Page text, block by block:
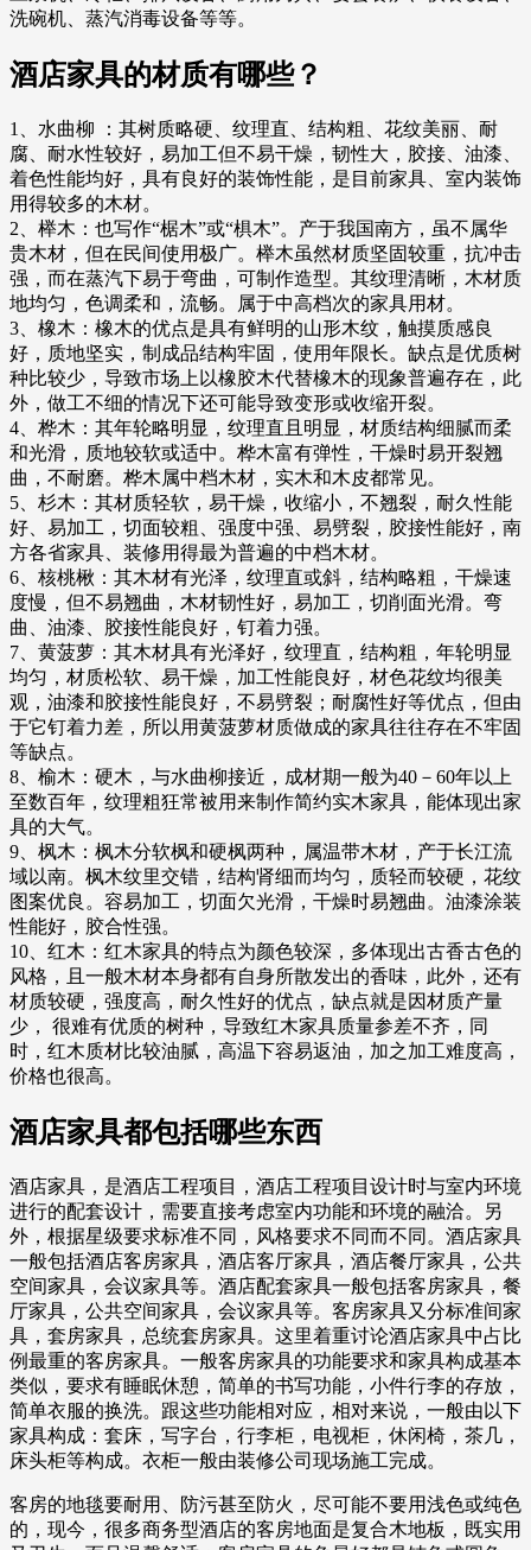
洗碗机、蒸汽消毒设备等等。
酒店家具的材质有哪些？
1、水曲柳 ：其树质略硬、纹理直、结构粗、花纹美丽、耐
腐、耐水性较好，易加工但不易干燥，韧性大，胶接、油漆、
着色性能均好，具有良好的装饰性能，是目前家具、室内装饰
用得较多的木材。
2、榉木：也写作“椐木”或“椇木”。产于我国南方，虽不属华
贵木材，但在民间使用极广。榉木虽然材质坚固较重，抗冲击
强，而在蒸汽下易于弯曲，可制作造型。其纹理清晰，木材质
地均匀，色调柔和，流畅。属于中高档次的家具用材。
3、橡木：橡木的优点是具有鲜明的山形木纹，触摸质感良
好，质地坚实，制成品结构牢固，使用年限长。缺点是优质树
种比较少，导致市场上以橡胶木代替橡木的现象普遍存在，此
外，做工不细的情况下还可能导致变形或收缩开裂。
4、桦木：其年轮略明显，纹理直且明显，材质结构细腻而柔
和光滑，质地较软或适中。桦木富有弹性，干燥时易开裂翘
曲，不耐磨。桦木属中档木材，实木和木皮都常见。
5、杉木：其材质轻软，易干燥，收缩小，不翘裂，耐久性能
好、易加工，切面较粗、强度中强、易劈裂，胶接性能好，南
方各省家具、装修用得最为普遍的中档木材。
6、核桃楸：其木材有光泽，纹理直或斜，结构略粗，干燥速
度慢，但不易翘曲，木材韧性好，易加工，切削面光滑。弯
曲、油漆、胶接性能良好，钉着力强。
7、黄菠萝：其木材具有光泽好，纹理直，结构粗，年轮明显
均匀，材质松软、易干燥，加工性能良好，材色花纹均很美
观，油漆和胶接性能良好，不易劈裂；耐腐性好等优点，但由
于它钉着力差，所以用黄菠萝材质做成的家具往往存在不牢固
等缺点。
8、榆木：硬木，与水曲柳接近，成材期一般为40－60年以上
至数百年，纹理粗狂常被用来制作简约实木家具，能体现出家
具的大气。
9、枫木：枫木分软枫和硬枫两种，属温带木材，产于长江流
域以南。枫木纹里交错，结构肾细而均匀，质轻而较硬，花纹
图案优良。容易加工，切面欠光滑，干燥时易翘曲。油漆涂装
性能好，胶合性强。
10、红木：红木家具的特点为颜色较深，多体现出古香古色的
风格，且一般木材本身都有自身所散发出的香味，此外，还有
材质较硬，强度高，耐久性好的优点，缺点就是因材质产量
少， 很难有优质的树种，导致红木家具质量参差不齐，同
时，红木质材比较油腻，高温下容易返油，加之加工难度高，
价格也很高。
酒店家具都包括哪些东西
酒店家具，是酒店工程项目，酒店工程项目设计时与室内环境
进行的配套设计，需要直接考虑室内功能和环境的融洽。另
外，根据星级要求标准不同，风格要求不同而不同。酒店家具
一般包括酒店客房家具，酒店客厅家具，酒店餐厅家具，公共
空间家具，会议家具等。酒店配套家具一般包括客房家具，餐
厅家具，公共空间家具，会议家具等。客房家具又分标准间家
具，套房家具，总统套房家具。这里着重讨论酒店家具中占比
例最重的客房家具。一般客房家具的功能要求和家具构成基本
类似，要求有睡眠休憩，简单的书写功能，小件行李的存放，
简单衣服的换洗。跟这些功能相对应，相对来说，一般由以下
家具构成：套床，写字台，行李柜，电视柜，休闲椅，茶几，
床头柜等构成。衣柜一般由装修公司现场施工完成。
客房的地毯要耐用、防污甚至防火，尽可能不要用浅色或纯色
的，现今，很多商务型酒店的客房地面是复合木地板，既实用